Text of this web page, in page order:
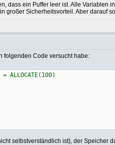
dass ein Puffer leer ist. Alle Variablen
großer Sicherheitsvorteil. Aber darauf
folgenden Code versucht habe:
ALLOCATE(100)
selbstverständlich ist), der